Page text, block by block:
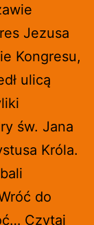
Jezusa
Kongresu,
ulicą
św. Jana
Króla.
do
Czytaj